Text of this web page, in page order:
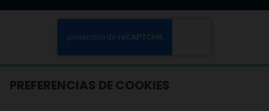
PREFERENCIAS DE COOKIES